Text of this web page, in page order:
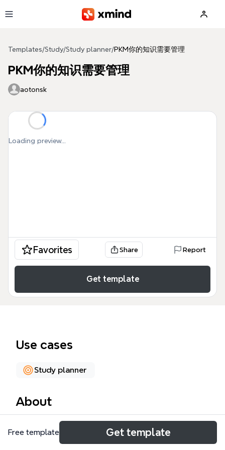
Templates/Study/Study planner/PKM你的知识需要管理
PKM你的知识需要管理
aotonsk
Loading preview...
Favorites Share Report
Get template
Use cases
Study planner
About
PKM你的知识需要管理是一张包含106个节点的个人知
识管理（PKM）思维导图模板，从认识知识、学习知
Free template Get template